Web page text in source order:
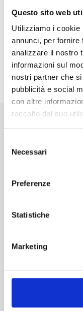
Questo sito web
Utilizziamo i cookie
annunci, per fornire
analizzare il nostro
informazioni sul
nostri partner che
pubblicità e social
con altre
raccolto dal suo
delNecessari
Preferenze
Statistiche
Marketing
Prossimi
Guided tours
Luce"- 16/08/
04/10/2026 -
Want updates on
Sign up for our
Experiences